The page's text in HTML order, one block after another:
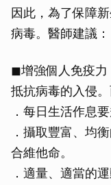
因此，為了保障
病毒。醫師建議：
◼增強個人免疫力
抵抗病毒的入侵
．每日生活作息要
．攝取豐富、均
合維他命。
．適量、適當的